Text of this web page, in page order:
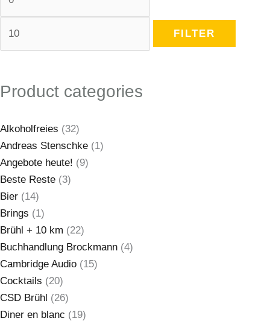
FILTER
Product categories
Alkoholfreies (32)
Andreas Stenschke (1)
Angebote heute! (9)
Beste Reste (3)
Bier (14)
Brings (1)
Brühl + 10 km (22)
Buchhandlung Brockmann (4)
Cambridge Audio (15)
Cocktails (20)
CSD Brühl (26)
Diner en blanc (19)